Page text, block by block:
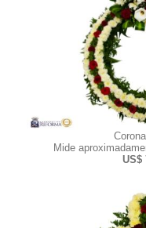
Mide
US$